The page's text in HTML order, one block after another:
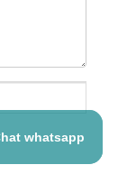
whatsapp